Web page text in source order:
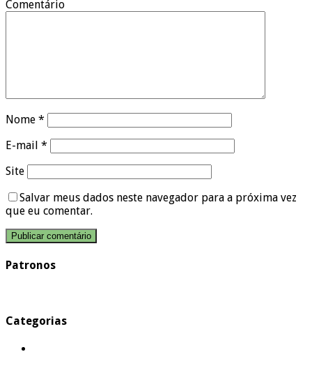
Comentário
Nome *
E-mail *
Site
Salvar meus dados neste navegador para a próxima vez
que eu comentar.
Patronos
Categorias